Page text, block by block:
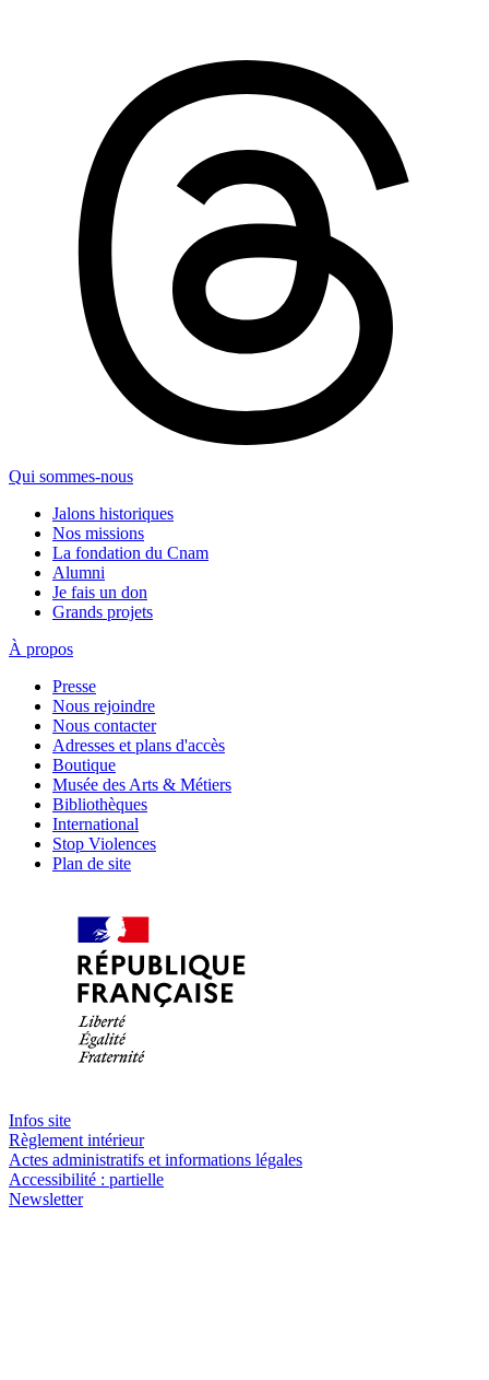
Qui sommes-nous
Jalons historiques
Nos missions
La fondation du Cnam
Alumni
Je fais un don
Grands projets
À propos
Presse
Nous rejoindre
Nous contacter
Adresses et plans d'accès
Boutique
Musée des Arts & Métiers
Bibliothèques
International
Stop Violences
Plan de site
Infos site
Règlement intérieur
Actes administratifs et informations légales
Accessibilité : partielle
Newsletter